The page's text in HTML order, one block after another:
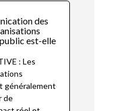
des
est-elle
: Les
généralement
de